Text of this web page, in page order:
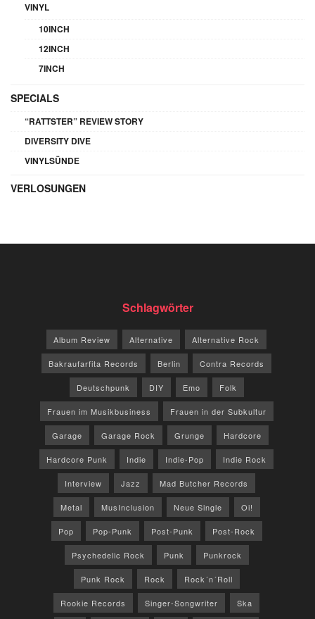
VINYL
10INCH
12INCH
7INCH
SPECIALS
“RATTSTER” REVIEW STORY
DIVERSITY DIVE
VINYLSÜNDE
VERLOSUNGEN
Schlagwörter
Album Review Alternative Alternative Rock
Bakraufarfita Records Berlin Contra Records
Deutschpunk DIY Emo Folk
Frauen im Musikbusiness Frauen in der Subkultur
Garage Garage Rock Grunge Hardcore
Hardcore Punk Indie Indie-Pop Indie Rock
Interview Jazz Mad Butcher Records
Metal MusInclusion Neue Single Oi!
Pop Pop-Punk Post-Punk Post-Rock
Psychedelic Rock Punk Punkrock
Punk Rock Rock Rock´n´Roll
Rookie Records Singer-Songwriter Ska